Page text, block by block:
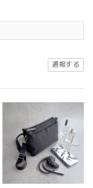
通報する